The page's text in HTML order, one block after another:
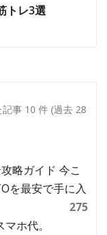
トレ3選
記事 10 件 (過去 28
略ガイド 今こ
を最安で手に入
275
ホ代。